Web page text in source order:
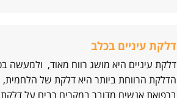
דלקת עיניים בכלב
דלקת עיניים היא מושג רווח מאוד, ולמעשה
הדלקת הרווחת ביותר היא דלקת של הלחמית,
ברפואת אנשים מדובר במקרים רבים על דלקת